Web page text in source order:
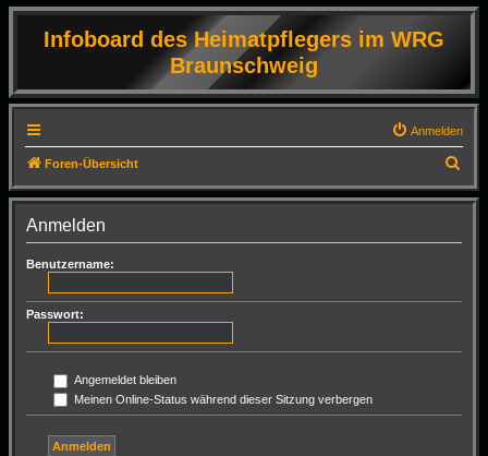
Infoboard des Heimatpflegers im WRG
Braunschweig
Anmelden
Foren-Übersicht
u
Anmelden
Benutzername:
Passwort:
Angemeldet bleiben
Meinen Online-Status während dieser Sitzung verbergen